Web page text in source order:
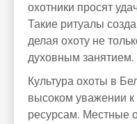
охотники просят
Такие ритуалы
делая охоту не
духовным занятием.
Культура охоты в
высоком уважении
ресурсам. Местные